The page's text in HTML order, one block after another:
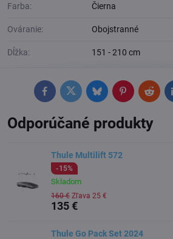
Farba: Čierna
Ováranie: Obojstranné
Dĺžka: 151 - 210 cm
FacebookTwitterBlueskyPinterestReddit
Odporúčané produkty
Thule Multilift 572
-15%
Skladom
135 €
160 € Zľava 25 €
Thule Go Pack Set 2024